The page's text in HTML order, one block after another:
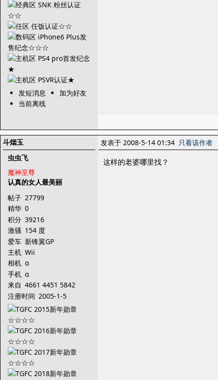
发短消息
加为好友
当前离线
斗烟玉
虫虫飞
魔神至尊
认真的女人最美丽
帖子 27799
精华 0
积分 39216
激骚 154 度
爱车 新锋翼GP
主机 Wii
相机 α
手机 α
来自 4661 4451 5842
2211
注册时间 2005-1-5
发表于 2008-5-14 01:34 只看该作者
这样的老婆哪里找？